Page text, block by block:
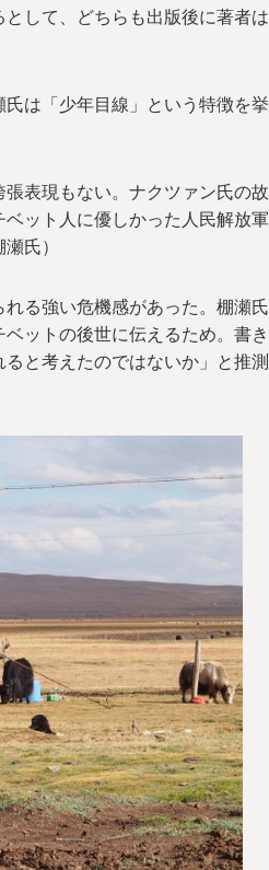
して、どちらも出版後に著者は
は「少年目線」という特徴を挙
張表現もない。ナクツァン氏の故
ット人に優しかった人民解放軍
氏）
る強い危機感があった。棚瀬氏
ットの後世に伝えるため。書き
と考えたのではないか」と推測